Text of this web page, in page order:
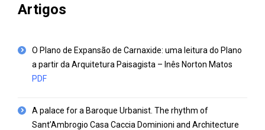
Artigos
O Plano de Expansão de Carnaxide: uma leitura do Plano
a partir da Arquitetura Paisagista – Inês Norton Matos
PDF
A palace for a Baroque Urbanist. The rhythm of
Sant’Ambrogio Casa Caccia Dominioni and Architecture